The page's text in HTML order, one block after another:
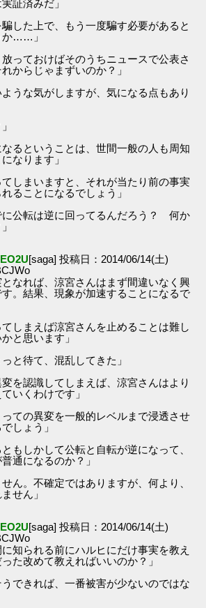
証済みだ」
した上で、もう一度騙す必要があると
か……」
っておけばそのうちニュースで公表さ
からじゃまずいのか？」
うな気がしますが、気になる点もあり
るということは、世間一般の人も周知
なります」
まいますと、それが当たり前の事実
ることになるでしょう」
に公転は逆に回ってるんだろう？ 何か
[saga] 投稿日：2014/06/14(土)
なれば、涼宮さんはまず間違いなく興
。結果、現象が加速することになるで
まえば涼宮さんを止めることは難し
と思います」
と待て、混乱してきた」
を認識してしまえば、涼宮さんはより
いくわけです」
の異変を一般的レベルまで浸透させ
しょう」
もしかして公転と自転が逆になって、
通になるのか？」
ん。不確定ではありますが、何より、
せん」
[saga] 投稿日：2014/06/14(土)
知られる前にハルヒにだけ事実を教え
た改めて教えればいいのか？」
できれば、一番被害が少ないのではな